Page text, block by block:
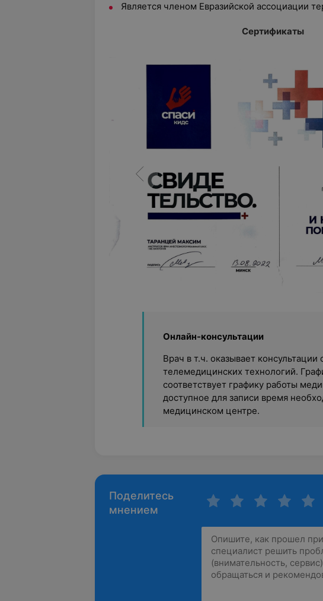
Является членом Евразийской ассоциации
Сертификаты
Онлайн-консультации
Врач в т.ч. оказывает
телемедицинских технологий.
соответствует графику работы
доступное для записи время
медицинском центре.
Поделитесь
мнением